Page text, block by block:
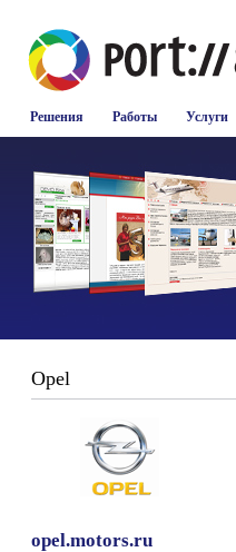
Решения Работы Услуги
Opel
opel.motors.ru